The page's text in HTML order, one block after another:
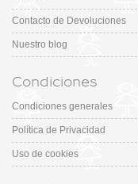
Contacto de Devoluciones
Nuestro blog
Condiciones
Condiciones generales
Política de Privacidad
Uso de cookies